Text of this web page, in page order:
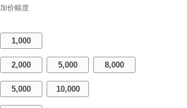
加价幅度
1,000
2,000
5,000
8,000
5,000
10,000